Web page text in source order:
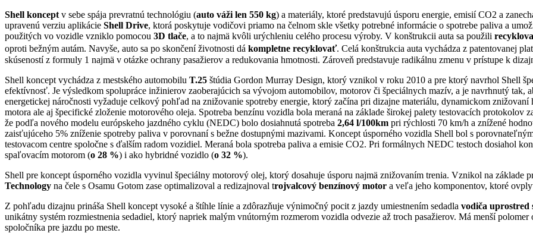
Shell koncept v sebe spája prevratnú technológiu (auto váži len 550 kg) a materiály, ktoré predstavujú úsporu energie, emisií CO2 a
upravenú verziu aplikácie Shell Drive, ktorá poskytuje vodičovi priamo na čelnom skle všetky potrebné informácie o spotrebe paliva a
použitých vo vozidle vzniklo pomocou 3D tlače, a to najmä kvôli urýchleniu celého procesu výroby. V konštrukcii auta sa použili
oproti bežným autám. Navyše, auto sa po skončení životnosti dá kompletne recyklovať. Celá konštrukcia auta vychádza z patentovanej
skúseností z formuly 1 najmä v otázke ochrany pasažierov a redukovania hmotnosti. Zároveň predstavuje radikálnu zmenu v prístupe k
Shell koncept vychádza z mestského automobilu T.25 štúdia Gordon Murray Design, ktorý vznikol v roku 2010 a pre ktorý navrhol Shell
efektívnosť. Je výsledkom spolupráce inžinierov zaoberajúcich sa vývojom automobilov, motorov či špeciálnych mazív, a je navrhnutý tak,
energetickej náročnosti vyžaduje celkový pohľad na znižovanie spotreby energie, ktorý začína pri dizajne materiálu, dynamickom
motora ale aj špecifické zloženie motorového oleja. Spotreba benzínu vozidla bola meraná na základe širokej palety testovacích
že podľa nového modelu európskeho jazdného cyklu (NEDC) bolo dosiahnutá spotreba 2,64 l/100km pri rýchlosti 70 km/h a znížené
zaisťujúceho 5% zníženie spotreby paliva v porovnaní s bežne dostupnými mazivami. Koncept úsporného vozidla Shell bol s
testovacom centre spoločne s ďalším radom vozidiel. Meraná bola spotreba paliva a emisie CO2. Pri formálnych NEDC testoch dosiahol
spaľovacím motorom (o 28 %) i ako hybridné vozidlo (o 32 %).
Shell pre koncept úsporného vozidla vyvinul špeciálny motorový olej, ktorý dosahuje úsporu najmä znižovaním trenia. Vznikol na základe
Technology na čele s Osamu Gotom zase optimalizoval a redizajnoval trojvalcový benzínový motor a veľa jeho komponentov, ktoré
Z pohľadu dizajnu prináša Shell koncept vysoké a štíhle línie a zdôrazňuje výnimočný pocit z jazdy umiestnením sedadla vodiča uprostred
unikátny systém rozmiestnenia sedadiel, ktorý napriek malým vnútorným rozmerom vozidla odvezie až troch pasažierov. Má menší
spoločníka pre jazdu po meste.